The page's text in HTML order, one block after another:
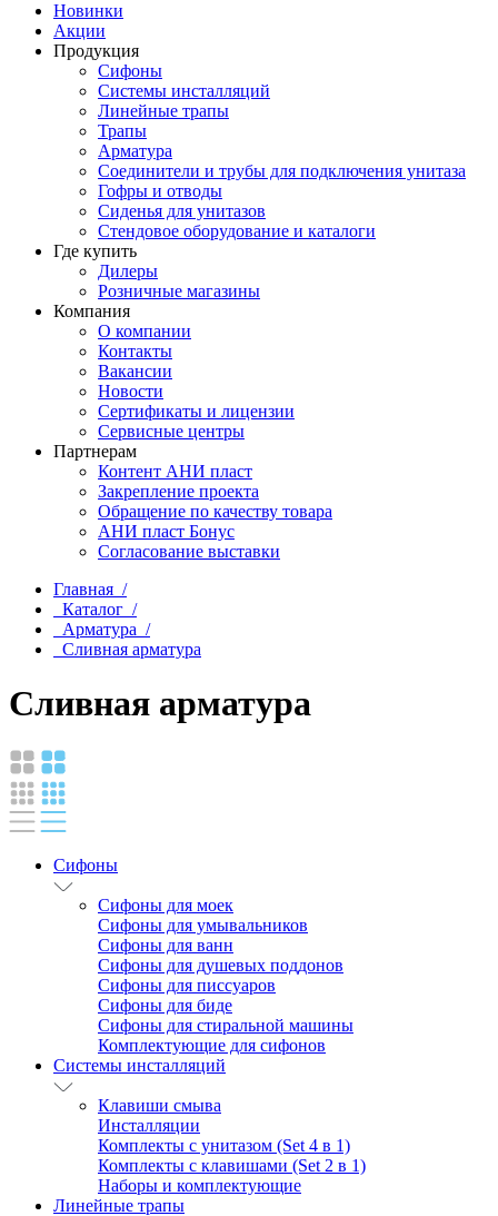
Новинки
Акции
Продукция
Сифоны
Системы инсталляций
Линейные трапы
Трапы
Арматура
Соединители и трубы для подключения унитаза
Гофры и отводы
Сиденья для унитазов
Стендовое оборудование и каталоги
Где купить
Дилеры
Розничные магазины
Компания
О компании
Контакты
Вакансии
Новости
Сертификаты и лицензии
Сервисные центры
Партнерам
Контент АНИ пласт
Закрепление проекта
Обращение по качеству товара
АНИ пласт Бонус
Согласование выставки
Главная /
Каталог /
Арматура /
Сливная арматура
Сливная арматура
Сифоны
Сифоны для моек
Сифоны для умывальников
Сифоны для ванн
Сифоны для душевых поддонов
Сифоны для писсуаров
Сифоны для биде
Сифоны для стиральной машины
Комплектующие для сифонов
Системы инсталляций
Клавиши смыва
Инсталляции
Комплекты с унитазом (Set 4 в 1)
Комплекты с клавишами (Set 2 в 1)
Наборы и комплектующие
Линейные трапы